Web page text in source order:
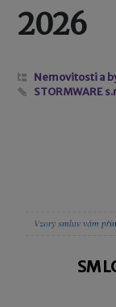
2026
Nemovitosti a
STORMWARE